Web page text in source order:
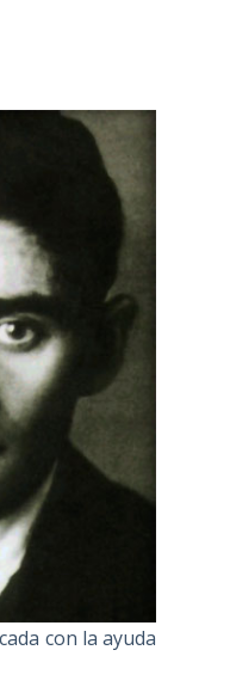
con la ayuda